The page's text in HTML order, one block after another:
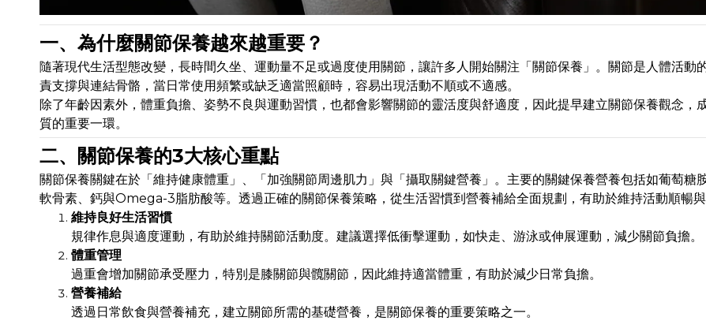
一、為什麼關節保養越來越重要？
隨著現代生活型態改變，長時間久坐、運動量不足或過度使用關節，讓許多人開始關注「關節保養」。關節是人體活動
責支撐與連結骨骼，當日常使用頻繁或缺乏適當照顧時，容易出現活動不順或不適感。
除了年齡因素外，體重負擔、姿勢不良與運動習慣，也都會影響關節的靈活度與舒適度，因此提早建立關節保養觀念，
質的重要一環。
二、關節保養的3大核心重點
關節保養關鍵在於「維持健康體重」、「加強關節周邊肌力」與「攝取關鍵營養」。主要的關鍵保養營養包括如葡萄糖
軟骨素、鈣與Omega-3脂肪酸等。透過正確的關節保養策略，從生活習慣到營養補給全面規劃，有助於維持活動順暢與
維持良好生活習慣
規律作息與適度運動，有助於維持關節活動度。建議選擇低衝擊運動，如快走、游泳或伸展運動，減少關節負擔。
體重管理
過重會增加關節承受壓力，特別是膝關節與髖關節，因此維持適當體重，有助於減少日常負擔。
營養補給
透過日常飲食與營養補充，建立關節所需的基礎營養，是關節保養的重要策略之一。